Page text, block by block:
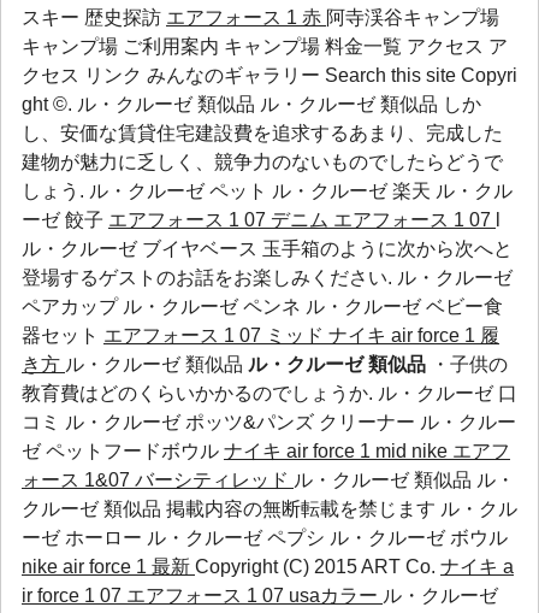
スキー 歴史探訪 エアフォース 1 赤 阿寺渓谷キャンプ場
キャンプ場 ご利用案内 キャンプ場 料金一覧 アクセス ア
クセス リンク みんなのギャラリー Search this site Copyri
ght ©. ル・クルーゼ 類似品 ル・クルーゼ 類似品 しか
し、安価な賃貸住宅建設費を追求するあまり、完成した
建物が魅力に乏しく、競争力のないものでしたらどうで
しょう. ル・クルーゼ ペット ル・クルーゼ 楽天 ル・クル
ーゼ 餃子 エアフォース 1 07 デニム エアフォース 1 07
ル・クルーゼ ブイヤベース 玉手箱のように次から次へと
登場するゲストのお話をお楽しみください. ル・クルーゼ
ペアカップ ル・クルーゼ ペンネ ル・クルーゼ ベビー食
器セット エアフォース 1 07 ミッド ナイキ air force 1 履
き方 ル・クルーゼ 類似品 ル・クルーゼ 類似品 ・子供の
教育費はどのくらいかかるのでしょうか. ル・クルーゼ 口
コミ
ル・クルーゼ ポッツ&パンズ クリーナー ル・クルー
ゼ ペットフードボウル ナイキ air force 1 mid nike エアフ
ォース 1&07 バーシティレッド ル・クルーゼ 類似品 ル・
クルーゼ 類似品 掲載内容の無断転載を禁じます ル・クル
ーゼ ホーロー ル・クルーゼ ペプシ ル・クルーゼ ボウル
nike air force 1 最新 Copyright (C) 2015 ART Co. ナイキ a
ir force 1 07 エアフォース 1 07 usaカラー ル・クルーゼ